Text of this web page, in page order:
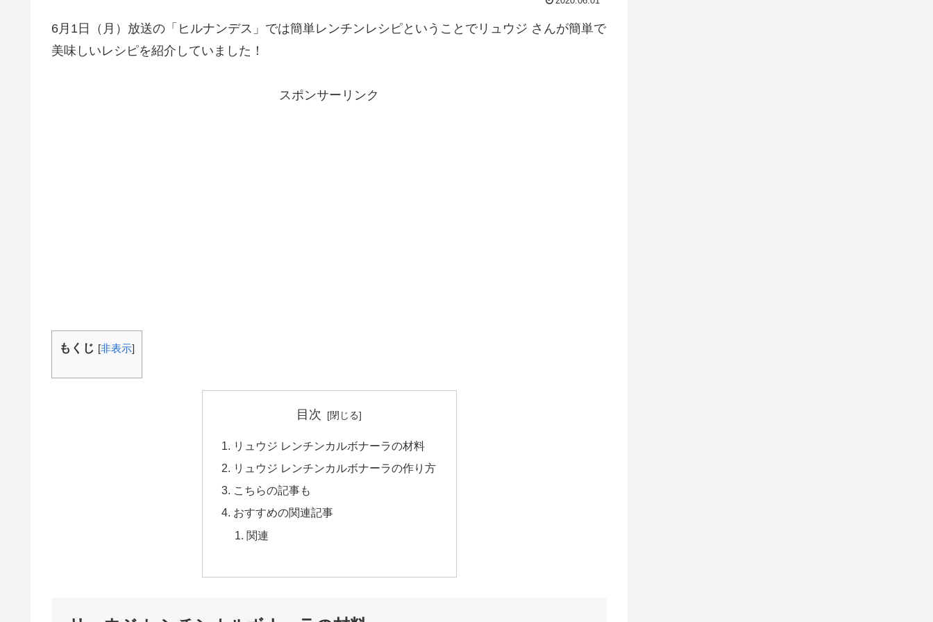
6月1日（月）放送の「ヒルナンデス」では簡単レンチンレシピということでリュウジ さんが簡単で
美味しいレシピを紹介していました！
スポンサーリンク
もくじ [非表示]
目次
リュウジ レンチンカルボナーラの材料
リュウジ レンチンカルボナーラの作り方
こちらの記事も
おすすめの関連記事
関連